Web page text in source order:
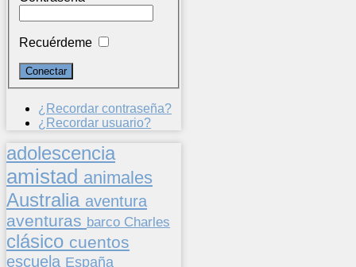
Recuérdeme
¿Recordar contraseña?
¿Recordar usuario?
adolescencia
amistad animales
Australia aventura
aventuras barco Charles
clásico cuentos
escuela España